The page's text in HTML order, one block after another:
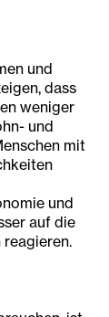
und
dass
weniger
und
mit
und
auf die